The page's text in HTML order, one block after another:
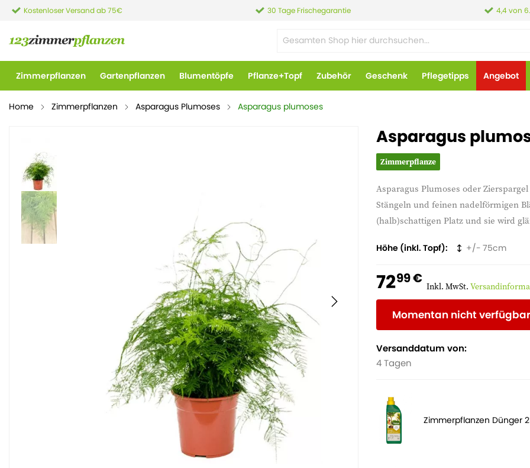
Kostenloser Versand ab 75€ 30 Tage Frischegarantie 4,4 von
Zimmerpflanzen Gartenpflanzen Blumentöpfe Pflanze+Topf Zubehör Geschenk Pflegetipps Angebot
Home Zimmerpflanzen Asparagus Plumoses Asparagus plumoses
Asparagus
Zimmerpflanze
Asparagus Plumoses oder
Stängeln und feinen nadelförmigen
(halb)schattigen Platz und sie wird
Höhe (inkl. Topf) 75
7299 € Inkl. MwSt.
Momentan nicht verfügbar
Versanddatum von:
4 Tagen
Zimmerpflanzen Dünger